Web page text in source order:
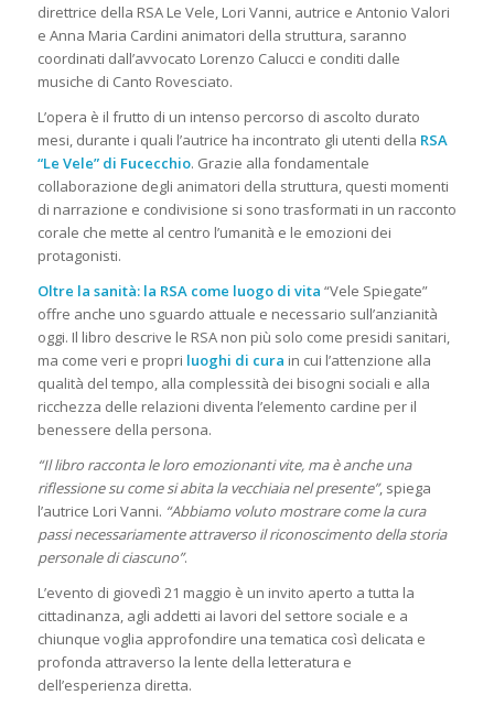
direttrice della RSA Le Vele, Lori Vanni, autrice e Antonio Valori
e Anna Maria Cardini animatori della struttura, saranno
coordinati dall’avvocato Lorenzo Calucci e conditi dalle
musiche di Canto Rovesciato.
L’opera è il frutto di un intenso percorso di ascolto durato
mesi, durante i quali l’autrice ha incontrato gli utenti della RSA
“Le Vele” di Fucecchio. Grazie alla fondamentale
collaborazione degli animatori della struttura, questi momenti
di narrazione e condivisione si sono trasformati in un racconto
corale che mette al centro l’umanità e le emozioni dei
protagonisti.
Oltre la sanità: la RSA come luogo di vita “Vele Spiegate”
offre anche uno sguardo attuale e necessario sull’anzianità
oggi. Il libro descrive le RSA non più solo come presidi sanitari,
ma come veri e propri luoghi di cura in cui l’attenzione alla
qualità del tempo, alla complessità dei bisogni sociali e alla
ricchezza delle relazioni diventa l’elemento cardine per il
benessere della persona.
“Il libro racconta le loro emozionanti vite, ma è anche una
riflessione su come si abita la vecchiaia nel presente”, spiega
l’autrice Lori Vanni. “Abbiamo voluto mostrare come la cura
passi necessariamente attraverso il riconoscimento della storia
personale di ciascuno”.
L’evento di giovedì 21 maggio è un invito aperto a tutta la
cittadinanza, agli addetti ai lavori del settore sociale e a
chiunque voglia approfondire una tematica così delicata e
profonda attraverso la lente della letteratura e
dell’esperienza diretta.